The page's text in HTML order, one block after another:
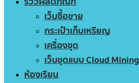
เว็บซื้อขาย
กระเป๋าเก็บเหรียญ
เครื่องขุด
เว็บขุดแบบ Cloud Mining
ห้องเรียน